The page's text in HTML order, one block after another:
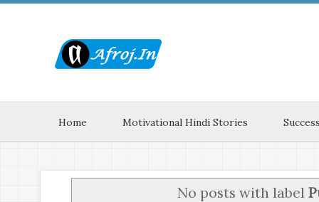
Home Motivational Hindi Stories
No posts with label